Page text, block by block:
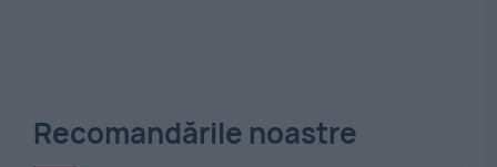
Recomandările noastre